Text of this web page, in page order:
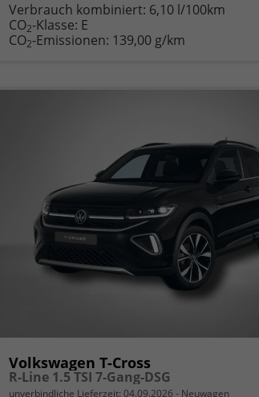
Verbrauch kombiniert: 6,10 l/100km
CO2-Klasse: E
CO2-Emissionen: 139,00 g/km
Volkswagen T-Cross
R-Line 1.5 TSI 7-Gang-DSG
unverbindliche Lieferzeit: 04.09.2026 Neuwagen